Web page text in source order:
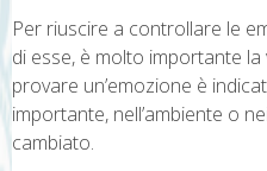
Per riuscire a controllare le
di esse, è molto importante
provare un’emozione è
importante, nell’ambiente o
cambiato.